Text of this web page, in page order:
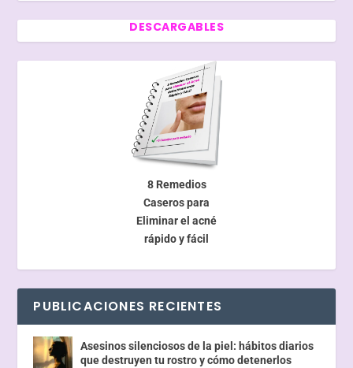
DESCARGABLES
8 Remedios
Caseros para
Eliminar el acné
rápido y fácil
PUBLICACIONES RECIENTES
Asesinos silenciosos de la piel: hábitos diarios
que destruyen tu rostro y cómo detenerlos